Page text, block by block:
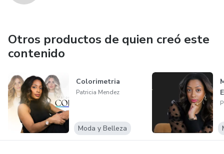
Otros productos de quien creó este
contenido
Colorimetria
Patricia Mendez
Moda y Belleza